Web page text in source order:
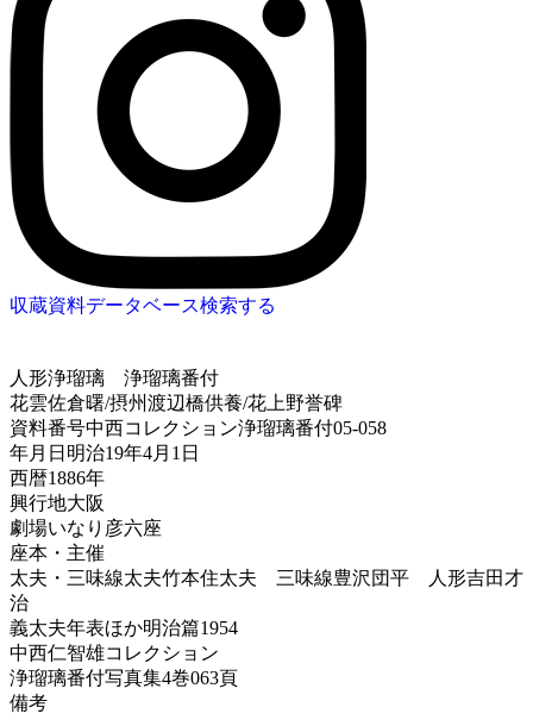
収蔵資料データベース検索する
人形浄瑠璃 浄瑠璃番付
花雲佐倉曙/摂州渡辺橋供養/花上野誉碑
資料番号中西コレクション浄瑠璃番付05-058
年月日 明治19年4月1日
西暦1886年
興行地大阪
劇場いなり彦六座
座本・主催
太夫・三味線太夫竹本住太夫 三味線豊沢団平 人形吉田才
治
義太夫年表ほか明治篇1954
中西仁智雄コレクション
浄瑠璃番付写真集4巻063頁
備考